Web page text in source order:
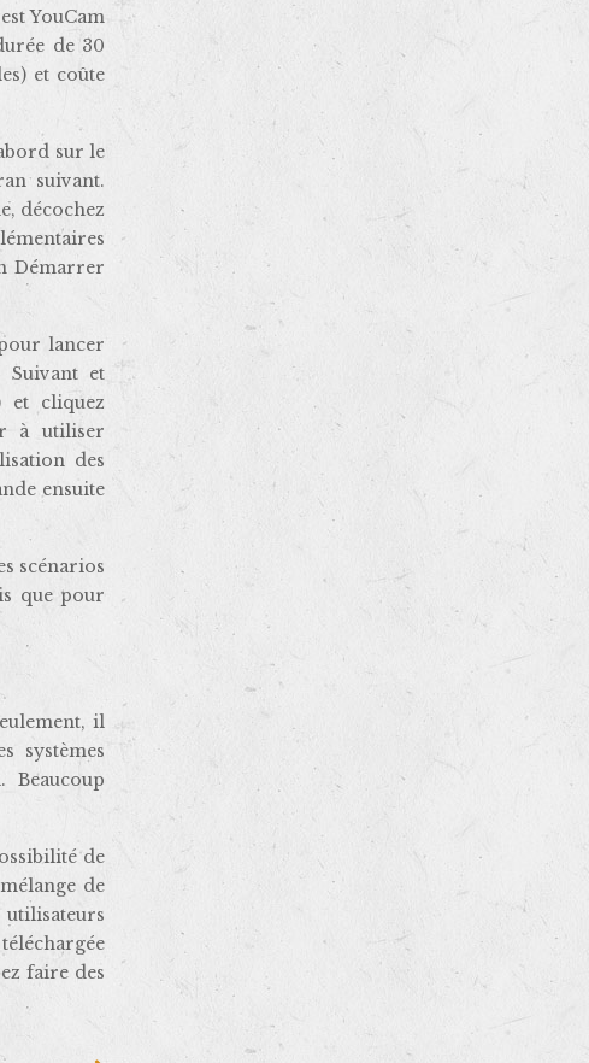
YouCam
de 30
et coûte
sur le
suivant.
décochez
Démarrer
lancer
Suivant et
et cliquez
à utiliser
des
ensuite
scénarios
que pour
il
systèmes
de
de
faire des